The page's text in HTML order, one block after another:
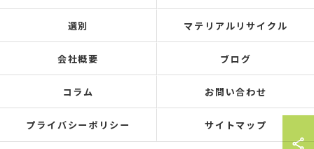
選別 マテリアルリサイクル
会社概要 ブログ
コラム お問い合わせ
プライバシーポリシー サイトマップ